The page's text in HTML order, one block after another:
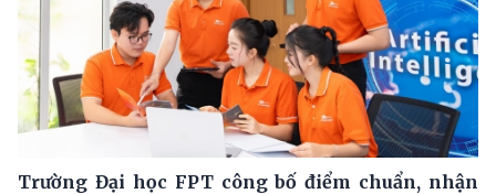
Trường Đại học FPT công bố điểm chuẩn, nhận